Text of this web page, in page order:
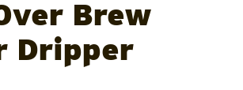
Brew
Dripper